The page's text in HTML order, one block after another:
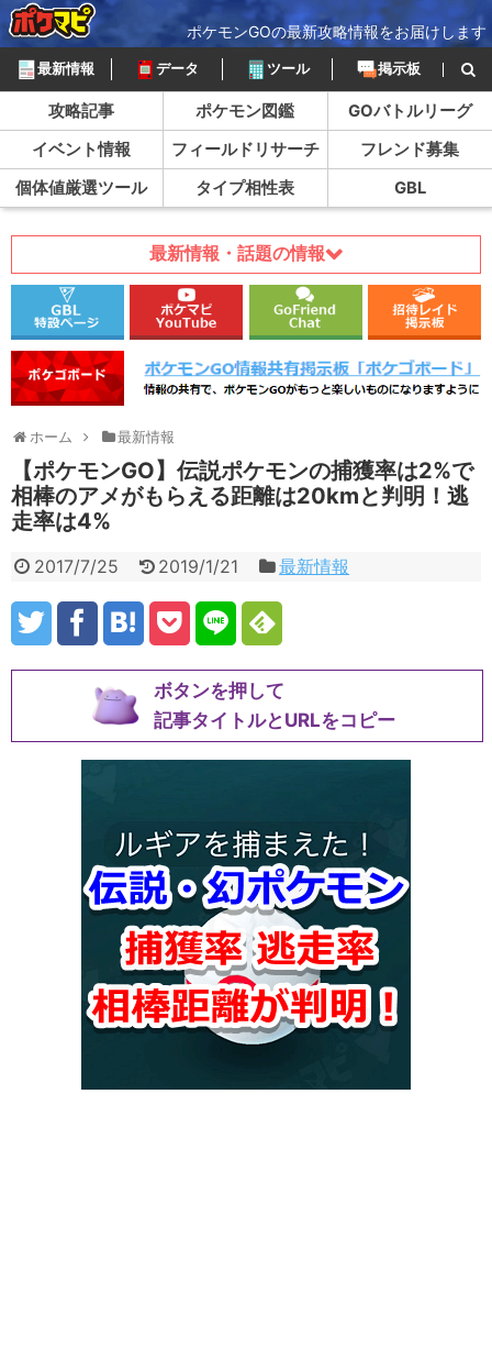
ポケモンGOの最新攻略情報をお届けします
最新情報 データ ツール 掲示板
攻略記事 ポケモン図鑑
GOバトルリーグ
イベント情報
フィールドリサーチ
フレンド募集
個体値厳選ツール
タイプ相性表 GBL
最新情報・話題の情報
ホーム 最新情報
【ポケモンGO】伝説ポケモンの捕獲率は2%で
相棒のアメがもらえる距離は20kmと判明！逃
走率は4%
2017/7/25 2019/1/21 最新情報
ボタンを押して
記事タイトルとURLをコピー